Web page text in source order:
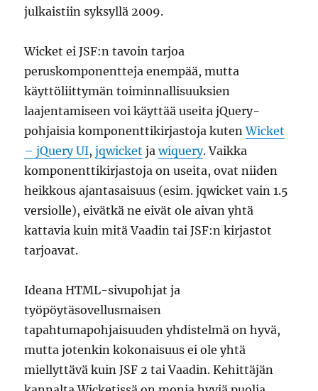
julkaistiin syksyllä 2009.
Wicket ei JSF:n tavoin tarjoa
peruskomponentteja enempää, mutta
käyttöliittymän toiminnallisuuksien
laajentamiseen voi käyttää useita jQuery-
pohjaisia komponenttikirjastoja kutenWicket
– jQuery UI,jqwicket jawiquery. Vaikka
komponenttikirjastoja on useita, ovat niiden
heikkous ajantasaisuus (esim. jqwicket vain 1.5
versiolle), eivätkä ne eivät ole aivan yhtä
kattavia kuin mitä Vaadin tai JSF:n kirjastot
tarjoavat.
Ideana HTML-sivupohjat ja
työpöytäsovellusmaisen
tapahtumapohjaisuuden yhdistelmä on hyvä,
mutta jotenkin kokonaisuus ei ole yhtä
miellyttävä kuin JSF 2 tai Vaadin. Kehittäjän